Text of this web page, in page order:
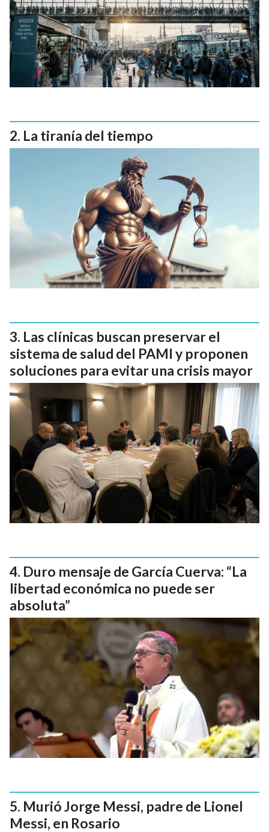
La tiranía del tiempo
Las clínicas buscan preservar el
sistema de salud del PAMI y proponen
soluciones para evitar una crisis mayor
Duro mensaje de García Cuerva: “La
libertad económica no puede ser
absoluta”
Murió Jorge Messi, padre de Lionel
Messi, en Rosario